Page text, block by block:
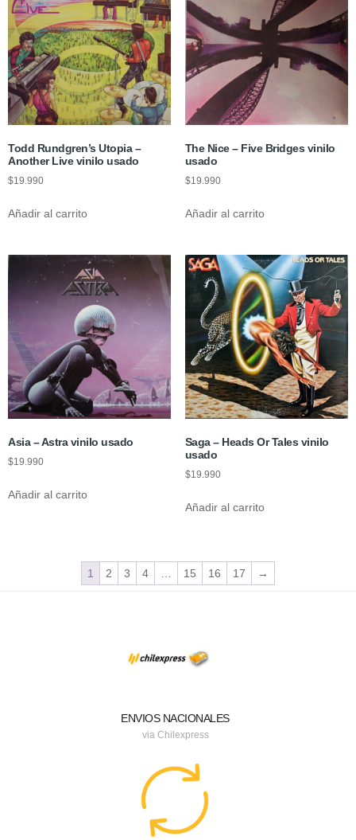
Todd Rundgren’s Utopia –
Another Live vinilo usado
$19.990
Añadir al carrito
The Nice – Five Bridges vinilo
usado
$19.990
Añadir al carrito
Asia – Astra vinilo usado
$19.990
Añadir al carrito
Saga – Heads Or Tales vinilo
usado
$19.990
Añadir al carrito
1 2 3 4 15 16 17 →
ENVIOS NACIONALES
via Chilexpress